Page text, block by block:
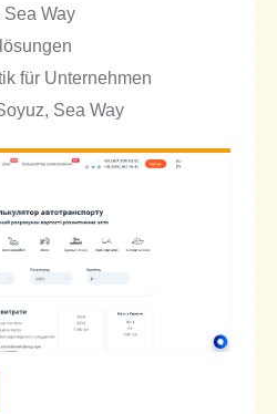
Sea Way
für Unternehmen
Sea Way